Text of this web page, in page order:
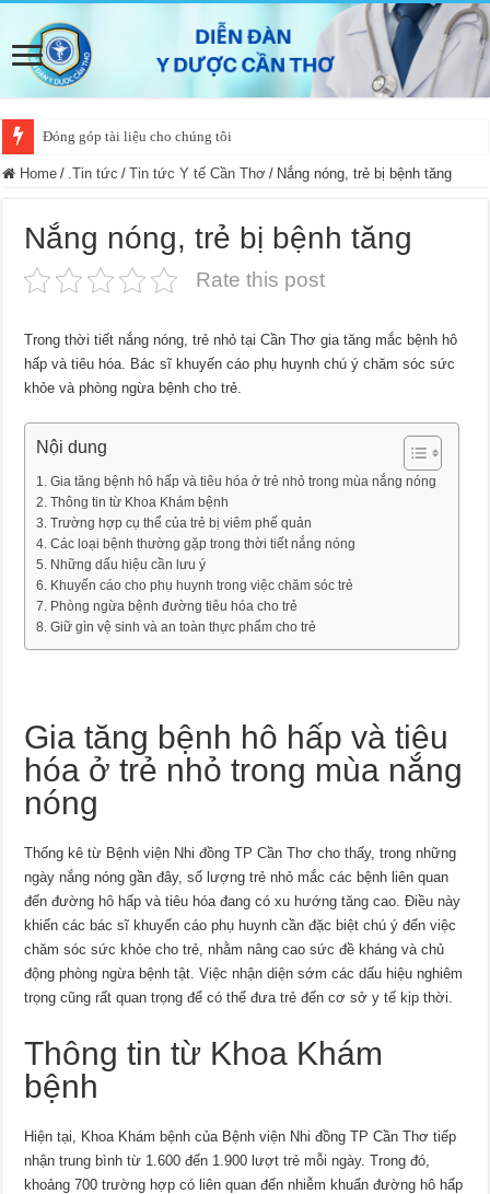
Đóng góp tài liệu cho chúng tôi
Home / .Tin tức / Tin tức Y tế Cần Thơ / Nắng nóng, trẻ bị bệnh tăng
Nắng nóng, trẻ bị bệnh tăng
Rate this post
Trong thời tiết nắng nóng, trẻ nhỏ tại Cần Thơ gia tăng mắc bệnh hô
hấp và tiêu hóa. Bác sĩ khuyến cáo phụ huynh chú ý chăm sóc sức
khỏe và phòng ngừa bệnh cho trẻ.
Nội dung
Gia tăng bệnh hô hấp và tiêu hóa ở trẻ nhỏ trong mùa nắng nóng
Thông tin từ Khoa Khám bệnh
Trường hợp cụ thể của trẻ bị viêm phế quản
Các loại bệnh thường gặp trong thời tiết nắng nóng
Những dấu hiệu cần lưu ý
Khuyến cáo cho phụ huynh trong việc chăm sóc trẻ
Phòng ngừa bệnh đường tiêu hóa cho trẻ
Giữ gìn vệ sinh và an toàn thực phẩm cho trẻ
Gia tăng bệnh hô hấp và tiêu
hóa ở trẻ nhỏ trong mùa nắng
nóng
Thống kê từ Bệnh viện Nhi đồng TP Cần Thơ cho thấy, trong những
ngày nắng nóng gần đây, số lượng trẻ nhỏ mắc các bệnh liên quan
đến đường hô hấp và tiêu hóa đang có xu hướng tăng cao. Điều này
khiến các bác sĩ khuyến cáo phụ huynh cần đặc biệt chú ý đến việc
chăm sóc sức khỏe cho trẻ, nhằm nâng cao sức đề kháng và chủ
động phòng ngừa bệnh tật. Việc nhận diện sớm các dấu hiệu nghiêm
trọng cũng rất quan trọng để có thể đưa trẻ đến cơ sở y tế kịp thời.
Thông tin từ Khoa Khám
bệnh
Hiện tại, Khoa Khám bệnh của Bệnh viện Nhi đồng TP Cần Thơ tiếp
nhận trung bình từ 1.600 đến 1.900 lượt trẻ mỗi ngày. Trong đó,
khoảng 700 trường hợp có liên quan đến nhiễm khuẩn đường hô hấp